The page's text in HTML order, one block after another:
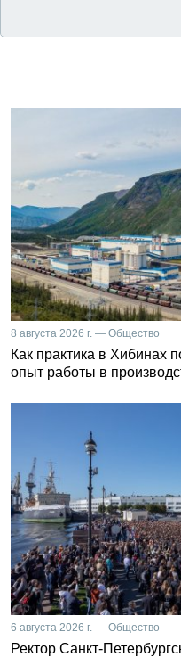
8 августа 2026 г. — Общество
Как практика в Хибинах
опыт работы в
6 августа 2026 г. — Общество
Ректор Санкт-